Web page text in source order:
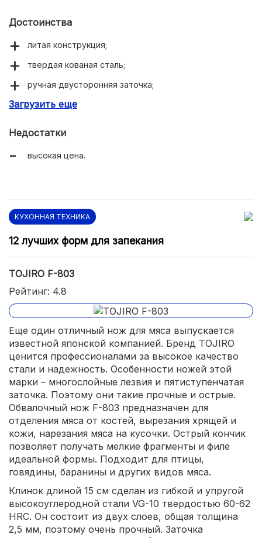
Достоинства
литая конструкция;
твердая кованая сталь;
ручная двусторонняя заточка;
долго остается острым;
Загрузить еще
Недостатки
высокая цена.
КУХОННАЯ ТЕХНИКА
12 лучших форм для запекания
TOJIRO F-803
Рейтинг: 4.8
Еще один отличный нож для мяса выпускается
известной японской компанией. Бренд TOJIRO
ценится профессионалами за высокое качество
стали и надежность. Особенности ножей этой
марки – многослойные лезвия и пятиступенчатая
заточка. Поэтому они такие прочные и острые.
Обвалочный нож F-803 предназначен для
отделения мяса от костей, вырезания хрящей и
кожи, нарезания мяса на кусочки. Острый кончик
позволяет получать мелкие фрагменты и филе
идеальной формы. Подходит для птицы,
говядины, баранины и других видов мяса.
Клинок длиной 15 см сделан из гибкой и упругой
высокоуглеродной стали VG-10 твердостью 60-62
HRC. Он состоит из двух слоев, общая толщина
2,5 мм, поэтому очень прочный. Заточка